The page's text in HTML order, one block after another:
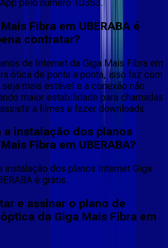
pelo número 10353.
Fibra em UBERABA é
contratar?
de Internet da Giga Mais Fibra em
ótica de ponta a ponta, isso faz com
mais estável e a conexão não
maior estabilidade para chamadas
a filmes e fazer downloads.
a instalação dos planos
Fibra em UBERABA?
instalação dos planos Internet Giga
é grátis.
e assinar o plano de
da Giga Mais Fibra em